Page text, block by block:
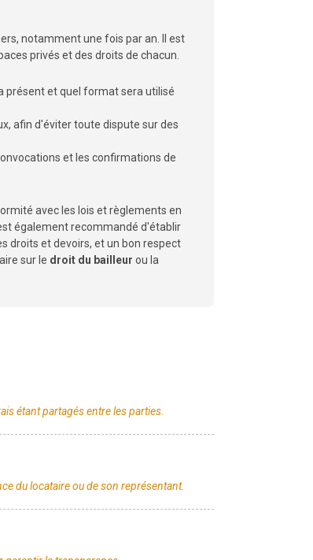
notamment une fois par an. Il est
privés et des droits de chacun.
présent et quel format sera utilisé
afin d'éviter toute dispute sur des
et les confirmations de
avec les lois et règlements en
également recommandé d'établir
droits et devoirs, et un bon respect
sur le droit du bailleur ou la